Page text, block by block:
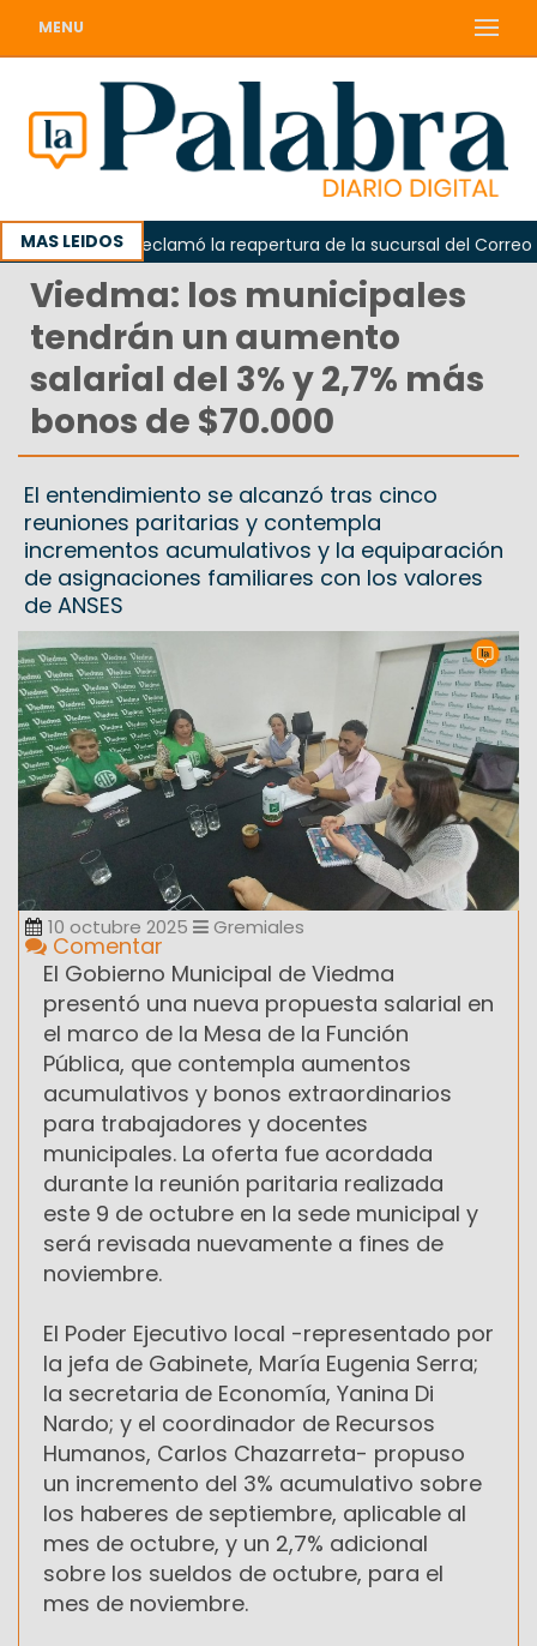
MENU
MAS LEIDOS
Odarda reclamó la reapertura de la sucursal del Correo
Viedma: los municipales
tendrán un aumento
salarial del 3% y 2,7% más
bonos de $70.000
El entendimiento se alcanzó tras cinco
reuniones paritarias y contempla
incrementos acumulativos y la equiparación
de asignaciones familiares con los valores
de ANSES
10 octubre 2025 Gremiales
Comentar
El Gobierno Municipal de Viedma
presentó una nueva propuesta salarial en
el marco de la Mesa de la Función
Pública, que contempla aumentos
acumulativos y bonos extraordinarios
para trabajadores y docentes
municipales. La oferta fue acordada
durante la reunión paritaria realizada
este 9 de octubre en la sede municipal y
será revisada nuevamente a fines de
noviembre.
El Poder Ejecutivo local -representado por
la jefa de Gabinete, María Eugenia Serra;
la secretaria de Economía, Yanina Di
Nardo; y el coordinador de Recursos
Humanos, Carlos Chazarreta- propuso
un incremento del 3% acumulativo sobre
los haberes de septiembre, aplicable al
mes de octubre, y un 2,7% adicional
sobre los sueldos de octubre, para el
mes de noviembre.